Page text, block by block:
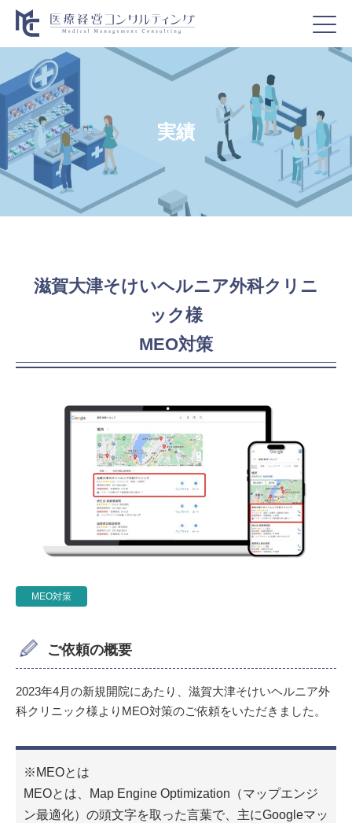
実績
滋賀大津そけいヘルニア外科クリニ
ック様
MEO対策
MEO対策
ご依頼の概要
2023年4月の新規開院にあたり、滋賀大津そけいヘルニア外
科クリニック様よりMEO対策のご依頼をいただきました。
※MEOとは
MEOとは、Map Engine Optimization（マップエンジ
ン最適化）の頭文字を取った言葉で、主にGoogleマッ